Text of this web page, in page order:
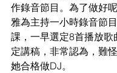
作錄音節目。為了做好
雅為主持一小時錄音節
課，一早選定8首播放歌
定講稿，非常認為，難
她合格做DJ。